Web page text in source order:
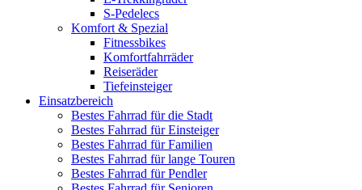
S-Pedelecs
Komfort & Spezial
Fitnessbikes
Komfortfahrräder
Reiseräder
Tiefeinsteiger
Einsatzbereich
Bestes Fahrrad für die Stadt
Bestes Fahrrad für Einsteiger
Bestes Fahrrad für Familien
Bestes Fahrrad für lange Touren
Bestes Fahrrad für Pendler